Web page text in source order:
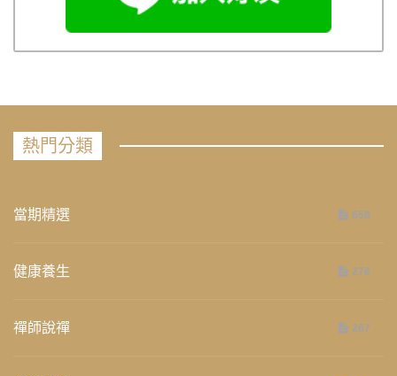
熱門分類
當期精選 658
健康養生 276
禪師說禪 267